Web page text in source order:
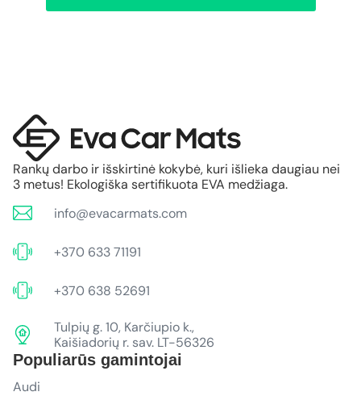
Rankų darbo ir išskirtinė kokybė, kuri išlieka daugiau nei
3 metus! Ekologiška sertifikuota EVA medžiaga.
info@evacarmats.com
+370 633 71191
+370 638 52691
Tulpių g. 10, Karčiupio k.,
Kaišiadorių r. sav. LT-56326
Populiarūs gamintojai
Audi